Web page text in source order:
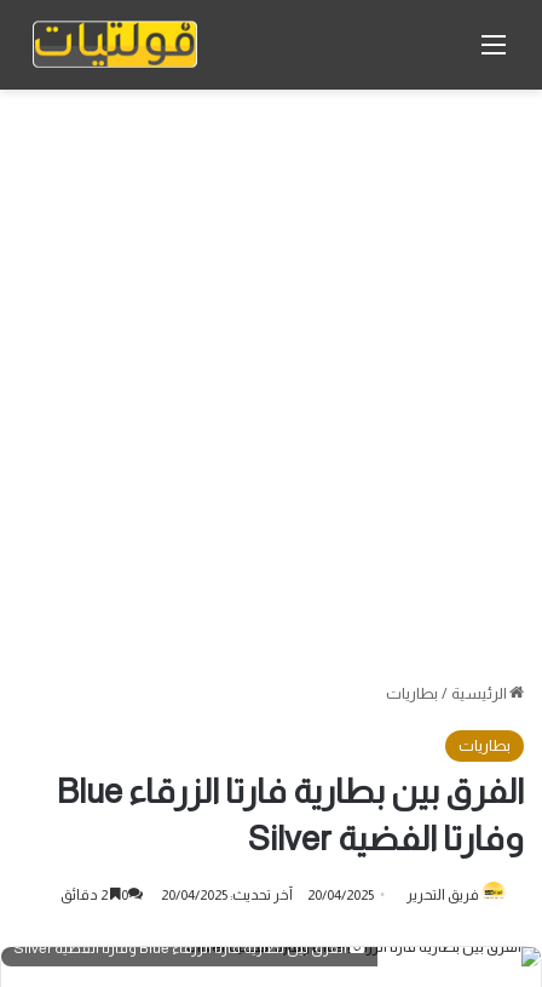
القائمة
الرئيسية / بطاريات
بطاريات
الفرق بين بطارية فارتا الزرقاء Blue
وفارتا الفضية Silver
فريق التحرير 20/04/2025 آخر تحديث: 20/04/2025 0
الفرق بين بطارية فارتا الزرقاء Blue وفارتا الفضية Silver